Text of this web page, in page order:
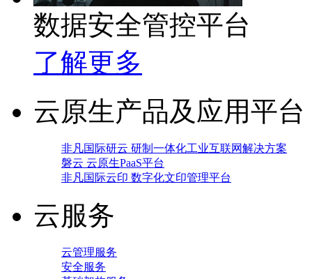
数据安全管控平台
了解更多
云原生产品及应用平台
非凡国际研云 研制一体化工业互联网解决方案
磐云 云原生PaaS平台
非凡国际云印 数字化文印管理平台
云服务
云管理服务
安全服务